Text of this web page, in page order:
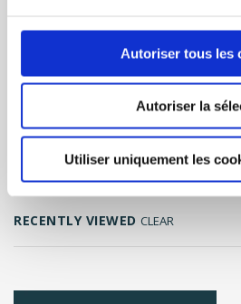
Autoriser tous les
Autoriser la
Utiliser uniquement les
FILTER RESULTS
RECENTLY VIEWED CLEAR